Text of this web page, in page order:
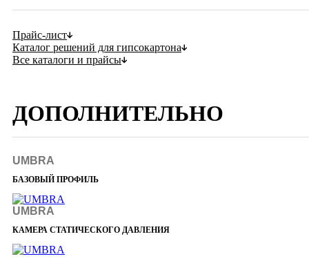
Прайс-лист
Каталог решений для гипсокартона
Все каталоги и прайсы
ДОПОЛНИТЕЛЬНО
UMBRA
БАЗОВЫЙ ПРОФИЛЬ
UMBRA
КАМЕРА СТАТИЧЕСКОГО ДАВЛЕНИЯ